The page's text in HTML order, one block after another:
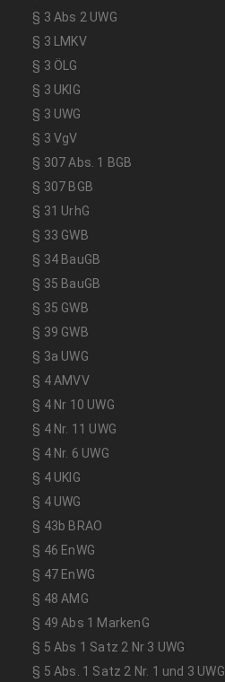
§ 3 Abs 2 UWG
§ 3 LMKV
§ 3 ÖLG
§ 3 UKlG
§ 3 UWG
§ 3 VgV
§ 307 Abs. 1 BGB
§ 307 BGB
§ 31 UrhG
§ 33 GWB
§ 34 BauGB
§ 35 BauGB
§ 35 GWB
§ 39 GWB
§ 3a UWG
§ 4 AMVV
§ 4 Nr 10 UWG
§ 4 Nr. 11 UWG
§ 4 Nr. 6 UWG
§ 4 UKlG
§ 4 UWG
§ 43b BRAO
§ 46 EnWG
§ 47 EnWG
§ 48 AMG
§ 49 Abs 1 MarkenG
§ 5 Abs 1 Satz 2 Nr 3 UWG
§ 5 Abs. 1 Satz 2 Nr. 1 und 3 UWG